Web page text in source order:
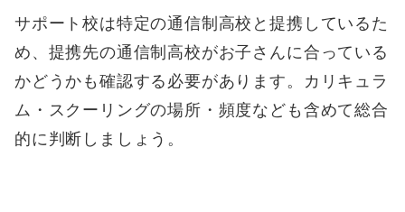
サポート校は特定の通信制高校と提携しているた
め、提携先の通信制高校がお子さんに合っている
かどうかも確認する必要があります。カリキュラ
ム・スクーリングの場所・頻度なども含めて総合
的に判断しましょう。